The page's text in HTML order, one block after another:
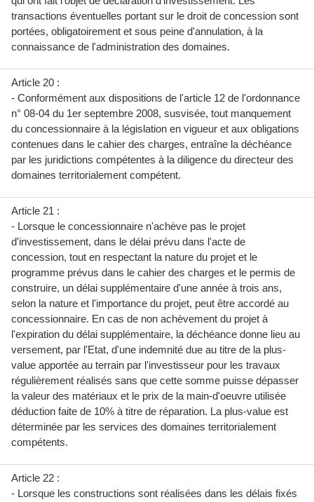
transactions éventuelles portant sur le droit de concession sont
portées, obligatoirement et sous peine d'annulation, à la
connaissance de l'administration des domaines.
Article 20 :
- Conformément aux dispositions de l'article 12 de l'ordonnance
n° 08-04 du 1er septembre 2008, susvisée, tout manquement
du concessionnaire à la législation en vigueur et aux obligations
contenues dans le cahier des charges, entraîne la déchéance
par les juridictions compétentes à la diligence du directeur des
domaines territorialement compétent.
Article 21 :
- Lorsque le concessionnaire n'achève pas le projet
d'investissement, dans le délai prévu dans l'acte de
concession, tout en respectant la nature du projet et le
programme prévus dans le cahier des charges et le permis de
construire, un délai supplémentaire d'une année à trois ans,
selon la nature et l'importance du projet, peut être accordé au
concessionnaire. En cas de non achèvement du projet à
l'expiration du délai supplémentaire, la déchéance donne lieu au
versement, par l'Etat, d'une indemnité due au titre de la plus-
value apportée au terrain par l'investisseur pour les travaux
régulièrement réalisés sans que cette somme puisse dépasser
la valeur des matériaux et le prix de la main-d'oeuvre utilisée
déduction faite de 10% à titre de réparation. La plus-value est
déterminée par les services des domaines territorialement
compétents.
Article 22 :
- Lorsque les constructions sont réalisées dans les délais fixés